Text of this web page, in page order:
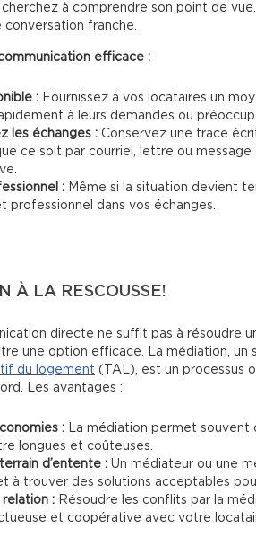
à comprendre son point de
franche.
efficace :
: Fournissez à vos locataires un
à leurs demandes ou
les échanges : Conservez une trace
ce soit par courriel, lettre ou
: Même si la situation devient
professionnel dans vos échanges.
À LA RESCOUSSE!
directe ne suffit pas à résoudre
une option efficace. La médiation, un
du logement (TAL), est un processus
Les avantages :
:
La médiation permet souvent
longues et coûteuses.
d’entente : Un médiateur ou une
à trouver des solutions acceptables
relation : Résoudre les conflits par la
et coopérative avec votre